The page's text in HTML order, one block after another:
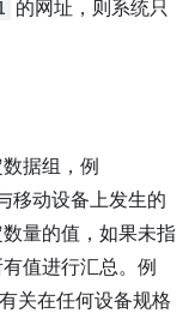
的网址，则系统只
据组，例
移动设备上发生的
量的值，如果未指
值进行汇总。例
关在任何设备规格